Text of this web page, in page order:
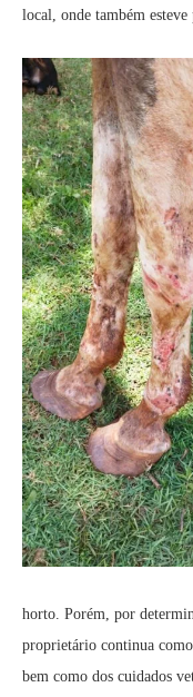
local, onde também
horto. Porém, por
proprietário continua
bem como dos cuidados